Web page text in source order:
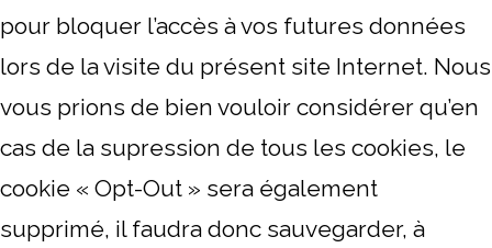
pour bloquer l’accès à vos futures données
lors de la visite du présent site Internet. Nous
vous prions de bien vouloir considérer qu’en
cas de la supression de tous les cookies, le
cookie « Opt-Out » sera également
supprimé, il faudra donc sauvegarder, à